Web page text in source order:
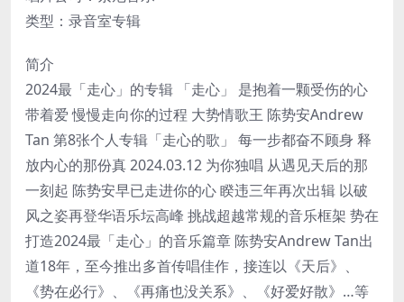
类型：录音室专辑
简介
2024最「走心」的专辑 「走心」 是抱着一颗受伤的心
带着爱 慢慢走向你的过程 大势情歌王 陈势安Andrew
Tan 第8张个人专辑「走心的歌」 每一步都奋不顾身 释
放内心的那份真 2024.03.12 为你独唱 从遇见天后的那
一刻起 陈势安早已走进你的心 睽违三年再次出辑 以破
风之姿再登华语乐坛高峰 挑战超越常规的音乐框架 势在
打造2024最「走心」的音乐篇章 陈势安Andrew Tan出
道18年，至今推出多首传唱佳作，接连以《天后》、
《势在必行》、《再痛也没关系》、《好爱好散》…等